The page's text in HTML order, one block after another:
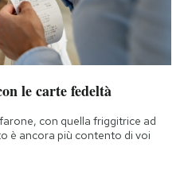
le carte fedeltà
con quella friggitrice ad
è ancora più contento di voi